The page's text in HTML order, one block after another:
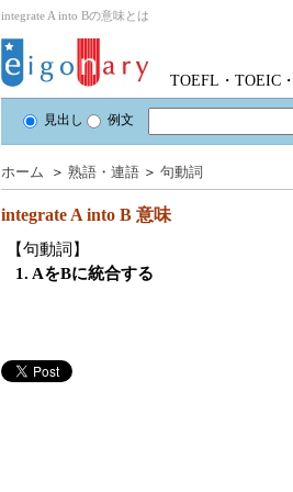
integrate A into Bの意味とは
TOEFL・TOEIC
見出し 例文
ホーム ＞ 熟語・連語 ＞ 句動詞
integrate A into B 意味
【句動詞】
1. AをBに統合する